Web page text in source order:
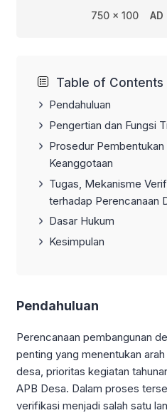
750 x 100 AD
Table of Contents
Pendahuluan
Pengertian dan Fungsi
Prosedur Pembentukan
Keanggotaan
Tugas, Mekanisme
terhadap Perencanaan
Dasar Hukum
Kesimpulan
Pendahuluan
Perencanaan pembangunan
penting yang menentukan
desa, prioritas kegiatan
APB Desa. Dalam proses
verifikasi menjadi salah satu